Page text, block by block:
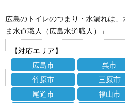
広島のトイレのつまり・水漏れは
ま水道職人（広島水道職人）」
【対応エリア】
広島市
呉市
竹原市
三原市
尾道市
福山市